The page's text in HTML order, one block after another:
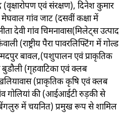
(वृक्षारोपण एवं संरक्षण), दिनेश कुमार
मेघवाल गांव जाट (दसवीं कक्षा में
देवी गांव चिमनावास(मिलेट्स उत्पाद
(राष्ट्रीय पैरा पावरलिफ्टिंग में गोल्ड
बावल,(पशुपालन एवं प्राकृतिक
(गृहवाटिका एवं क्लब
(प्राकृतिक कृषि एवं क्लब
गोलियां की (आईआईटी रुड़की से
बेंगलुरु में चयनित) प्रमुख रूप से शामिल